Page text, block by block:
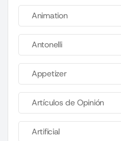
Animation
Antonelli
Appetizer
Artículos de Opinión
Artificial